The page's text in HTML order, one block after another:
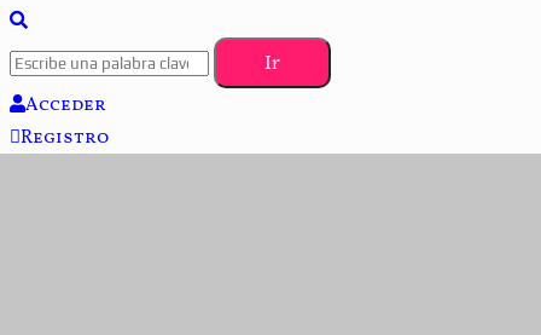
Acceder
Registro